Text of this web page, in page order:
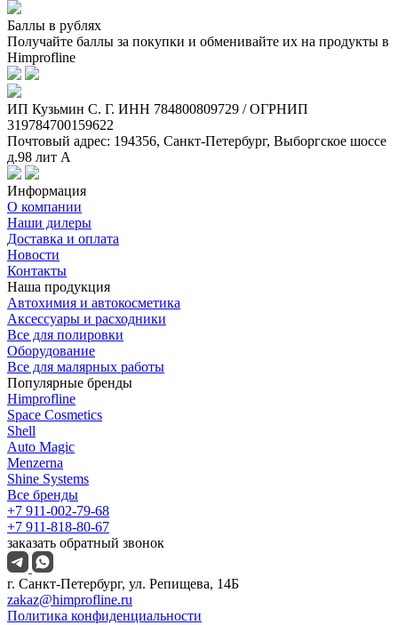
Баллы в рублях
Получайте баллы за покупки и обменивайте их на продукты в
Himprofline
ИП Кузьмин C. Г. ИНН 784800809729 / ОГРНИП
319784700159622
Почтовый адрес: 194356, Санкт-Петербург, Выборгское шоссе
д.98 лит А
Информация
О компании
Наши дилеры
Доставка и оплата
Новости
Контакты
Наша продукция
Автохимия и автокосметика
Аксессуары и расходники
Все для полировки
Оборудование
Все для малярных работы
Популярные бренды
Himprofline
Space Cosmetics
Shell
Auto Magic
Menzerna
Shine Systems
Все бренды
+7 911-002-79-68
+7 911-818-80-67
заказать обратный звонок
г. Санкт-Петербург, ул. Репищева, 14Б
zakaz@himprofline.ru
Политика конфиденциальности